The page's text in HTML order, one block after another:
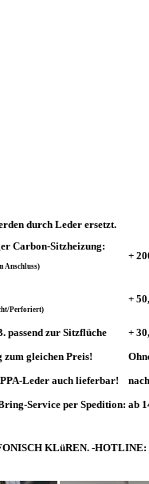
durch Leder ersetzt.
Carbon-Sitzheizung:
Anschluss)
+
Perforiert)
+
passend zur Sitzflüche +
gleichen Preis!
Leder auch lieferbar!
Service per Spedition: ab
KLüREN. -HOTLINE: